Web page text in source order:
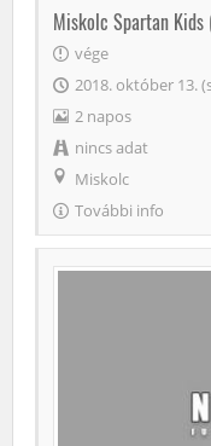
Miskolc Spartan
vége
2018. október 13.
2 napos
nincs adat
Miskolc
További info